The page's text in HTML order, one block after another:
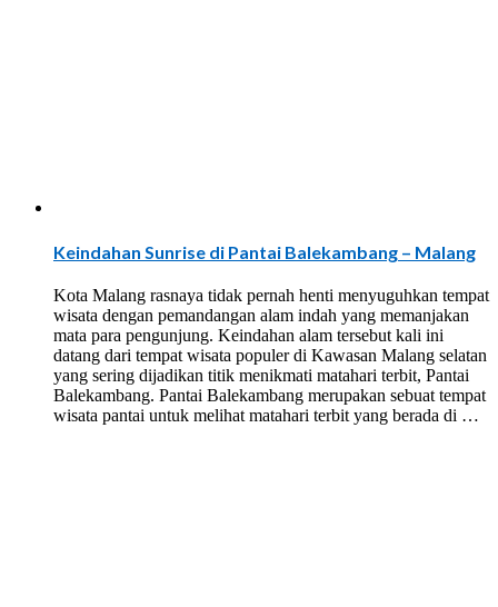
Keindahan Sunrise di Pantai Balekambang – Malang
Kota Malang rasnaya tidak pernah henti menyuguhkan tempat
wisata dengan pemandangan alam indah yang memanjakan
mata para pengunjung. Keindahan alam tersebut kali ini
datang dari tempat wisata populer di Kawasan Malang selatan
yang sering dijadikan titik menikmati matahari terbit, Pantai
Balekambang. Pantai Balekambang merupakan sebuat tempat
wisata pantai untuk melihat matahari terbit yang berada di …